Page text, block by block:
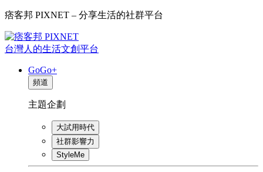
痞客邦 PIXNET – 分享生活的社群平台
台灣人的生活文創平台
GoGo+
頻道
主題企劃
大試用時代
社群影響力
StyleMe